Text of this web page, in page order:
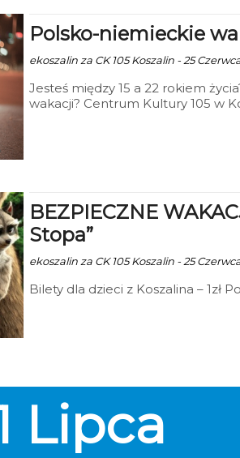
Polsko-niemieckie
ekoszalin za CK 105 Koszalin - 25
Jesteś między 15 a 22 rokiem
wakacji? Centrum Kultury 105 w
BEZPIECZNE
Stopa”
ekoszalin za CK 105 Koszalin - 25
Bilety dla dzieci z Koszalina – 1zł
Lipca